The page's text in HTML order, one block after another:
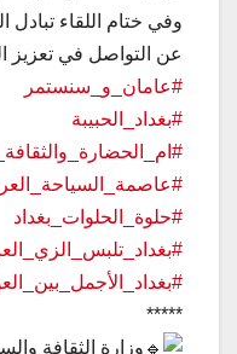
وفي ختام اللقاء تبادل
عن التواصل في تعزيز
#عامان_و_سنستمر
#بغداد_الحبيبة
#حلوة_الحلوات_بغداد
*****
وزارة الثقافة